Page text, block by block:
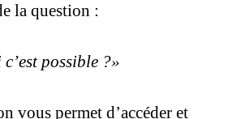
la question :
possible ?»
vous permet d’accéder et